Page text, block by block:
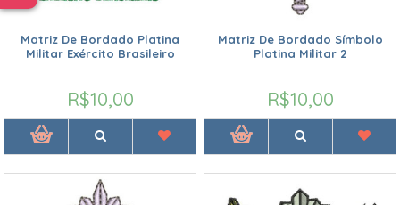
Matriz De Bordado Platina
Militar Exército Brasileiro
R$10,00
Matriz De Bordado Símbolo
Platina Militar 2
R$10,00